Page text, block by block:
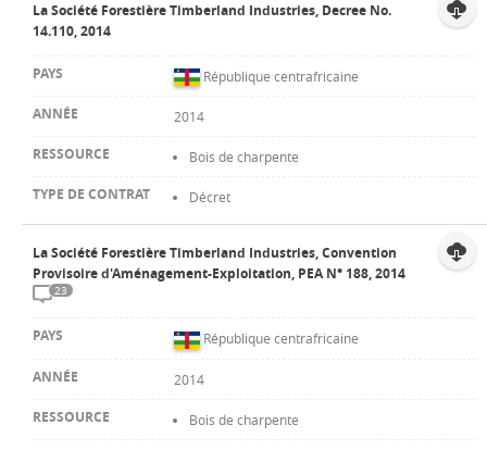
La Société Forestière Timberland Industries, Decree No.
14.110, 2014
République centrafricaine
2014
Bois de charpente
Décret
La Société Forestière Timberland Industries, Convention
Provisoire d'Aménagement-Exploitation, PEA N° 188, 2014
23
République centrafricaine
2014
Bois de charpente